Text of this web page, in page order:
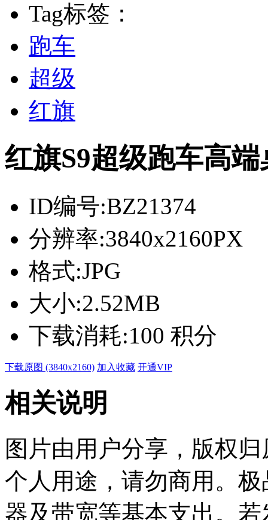
Tag标签：
跑车
超级
红旗
红旗S9超级跑车高
ID编号:BZ21374
分辨率:3840x2160PX
格式:JPG
大小:2.52MB
下载消耗:100 积分
下载原图 (3840x2160) 加入收藏 开通VIP
相关说明
图片由用户分享，版权
个人用途，请勿商用。
器及带宽等基本支出。